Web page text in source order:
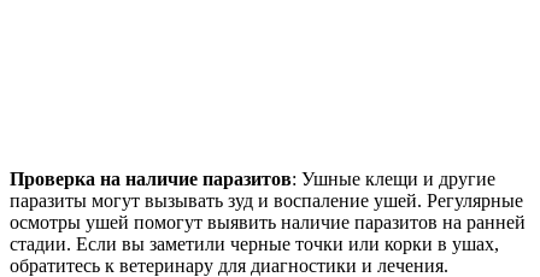
Проверка на наличие паразитов: Ушные клещи и другие
паразиты могут вызывать зуд и воспаление ушей. Регулярные
осмотры ушей помогут выявить наличие паразитов на ранней
стадии. Если вы заметили черные точки или корки в ушах,
обратитесь к ветеринару для диагностики и лечения.